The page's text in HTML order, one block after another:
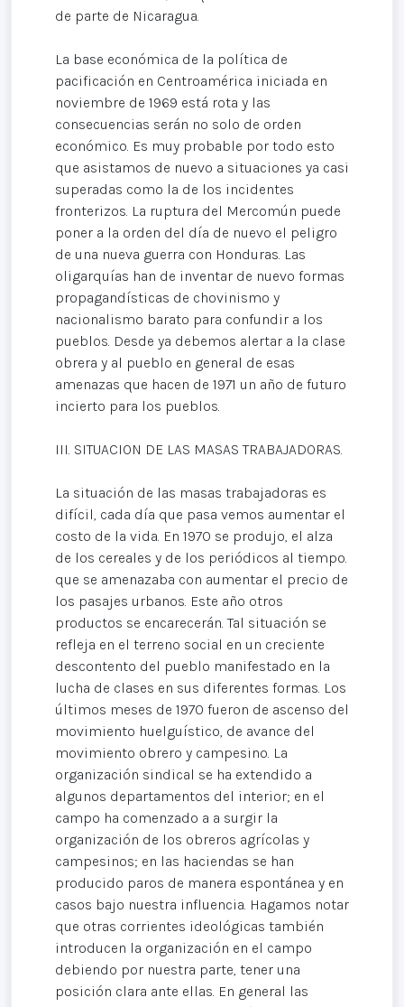
de parte de Nicaragua.
La base económica de la política de
pacificación en Centroamérica iniciada en
noviembre de 1969 está rota y las
consecuencias serán no solo de orden
económico. Es muy probable por todo esto
que asistamos de nuevo a situaciones ya casi
superadas como la de los incidentes
fronterizos. La ruptura del Mercomún puede
poner a la orden del día de nuevo el peligro
de una nueva guerra con Honduras. Las
oligarquías han de inventar de nuevo formas
propagandísticas de chovinismo y
nacionalismo barato para confundir a los
pueblos. Desde ya debemos alertar a la clase
obrera y al pueblo en general de esas
amenazas que hacen de 1971 un año de futuro
incierto para los pueblos.
III. SITUACION DE LAS MASAS TRABAJADORAS.
La situación de las masas trabajadoras es
difícil, cada día que pasa vemos aumentar el
costo de la vida. En 1970 se produjo, el alza
de los cereales y de los periódicos al tiempo.
que se amenazaba con aumentar el precio de
los pasajes urbanos. Este año otros
productos se encarecerán. Tal situación se
refleja en el terreno social en un creciente
descontento del pueblo manifestado en la
lucha de clases en sus diferentes formas. Los
últimos meses de 1970 fueron de ascenso del
movimiento huelguístico, de avance del
movimiento obrero y campesino. La
organización sindical se ha extendido a
algunos departamentos del interior; en el
campo ha comenzado a a surgir la
organización de los obreros agrícolas y
campesinos; en las haciendas se han
producido paros de manera espontánea y en
casos bajo nuestra influencia. Hagamos notar
que otras corrientes ideológicas también
introducen la organización en el campo
debiendo por nuestra parte, tener una
posición clara ante ellas. En general las